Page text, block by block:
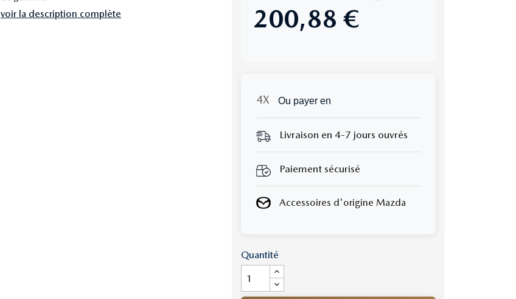
voir la description complète 200,88 €
Ou payer en
Livraison en 4-7 jours ouvrés
Paiement sécurisé
Accessoires d'origine Mazda
Quantité